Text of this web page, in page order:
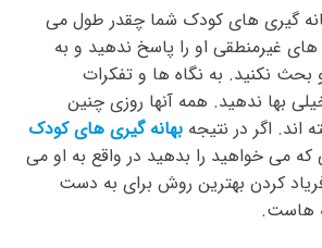
گیری های کودک شما چقدر طول می
غیرمنطقی او را پاسخ ندهید و به
بحث نکنید. به نگاه ها و تفکرات
بها ندهید. همه آنها روزی چنین
اند. اگر در نتیجه بهانه گیری های کودک
که می خواهید را بدهید در واقع به او می
کردن بهترین روش برای به دست
هاست.